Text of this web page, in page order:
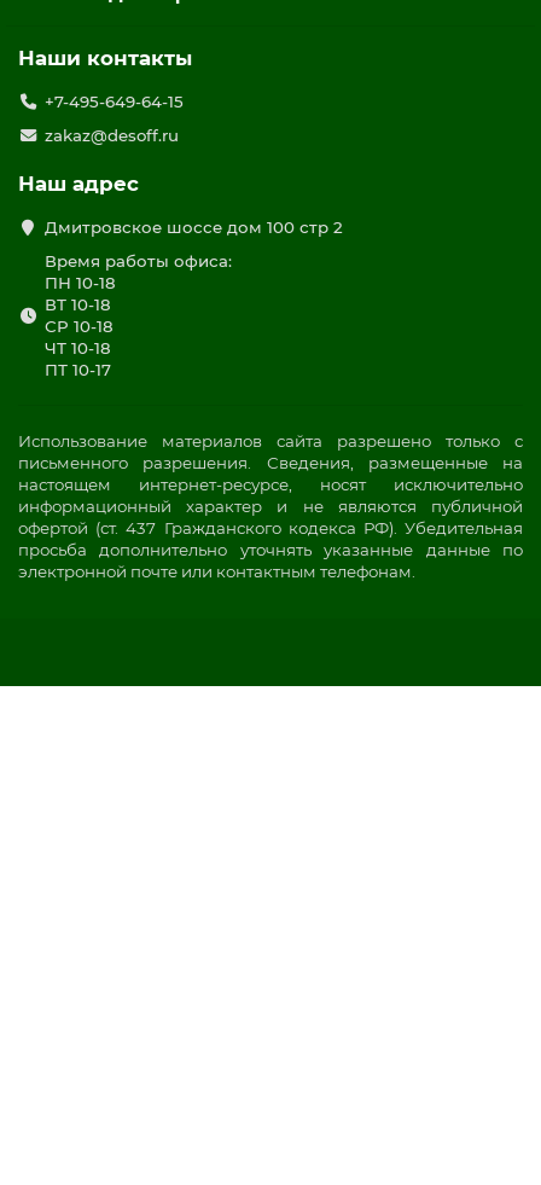
Наши контакты
+7-495-649-64-15
zakaz@desoff.ru
Наш адрес
Дмитровское шоссе дом 100 стр 2
Время работы офиса:
ПН 10-18
ВТ 10-18
СР 10-18
ЧТ 10-18
ПТ 10-17
Использование материалов сайта разрешено только с
письменного разрешения. Сведения, размещенные на
настоящем интернет-ресурсе, носят исключительно
информационный характер и не являются публичной
офертой (ст. 437 Гражданского кодекса РФ). Убедительная
просьба дополнительно уточнять указанные данные по
электронной почте или контактным телефонам.